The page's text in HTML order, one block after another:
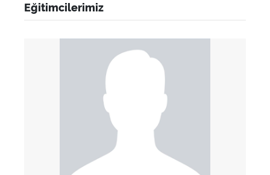
Eğitimcilerimiz